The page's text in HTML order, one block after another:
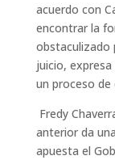
acuerdo con
encontrar la
obstaculizado
juicio,
un proceso
Fredy
anterior da
apuesta el